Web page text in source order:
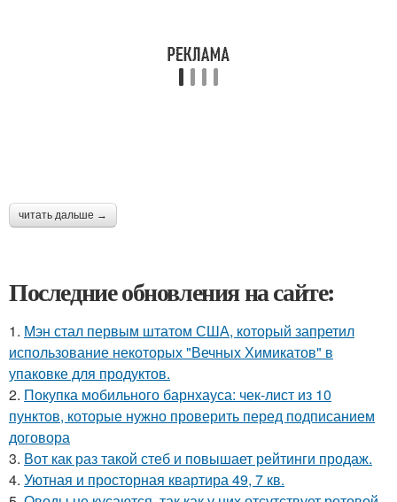
читать дальше →
Последние обновления на сайте:
1. Мэн стал первым штатом США, который запретил
использование некоторых "Вечных Химикатов" в
упаковке для продуктов.
2. Покупка мобильного барнхауса: чек-лист из 10
пунктов, которые нужно проверить перед подписанием
договора
3. Вот как раз такой стеб и повышает рейтинги продаж.
4. Уютная и просторная квартира 49, 7 кв.